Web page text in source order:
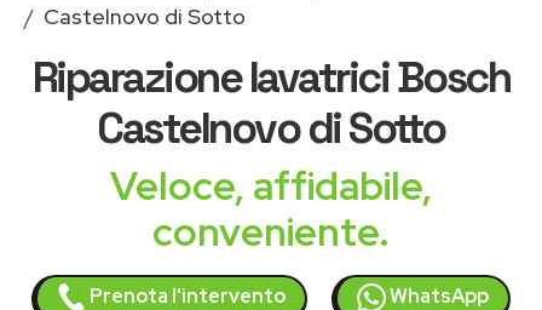
Castelnovo di Sotto
Riparazionelavatrici Bosch
Castelnovo di Sotto
Veloce, affidabile,
conveniente.
Prenota l'intervento WhatsApp